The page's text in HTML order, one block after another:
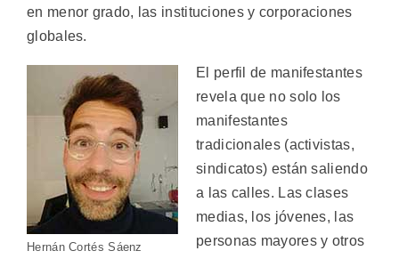
en menor grado, las instituciones y corporaciones
globales.
Hernán Cortés Sáenz
El perfil de manifestantes
revela que no solo los
manifestantes
tradicionales (activistas,
sindicatos) están saliendo
a las calles. Las clases
medias, los jóvenes, las
personas mayores y otros